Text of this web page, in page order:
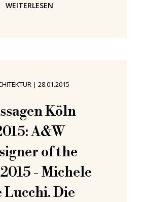
Modeerscheinung.
als 30 Jahre nach ihrer
die Geschmäcker so
sie offiziell mit einer
in der Arc '74 Galerie in
am Freitag, den 18.
WEITERLESEN
| 28.01.2015
Köln
A&W
of the
- Michele
Lucchi. Die